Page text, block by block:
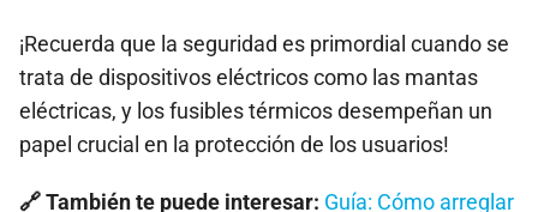
¡Recuerda que la seguridad es primordial cuando se
trata de dispositivos eléctricos como las mantas
eléctricas, y los fusibles térmicos desempeñan un
papel crucial en la protección de los usuarios!
🔗 También te puede interesar: Guía: Cómo arreglar